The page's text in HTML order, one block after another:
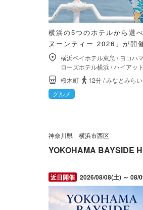
横浜の5つのホテルから選
ヌーンティー 2026」が開催
横浜ベイホテル東急 / ヨコハ
ローズホテル横浜/ハイアッ
桜木町
12分/みなとみらい
グルメ
神奈川県 横浜市西区
YOKOHAMA BAYSIDE
2026/08/08(土) ～ 08/